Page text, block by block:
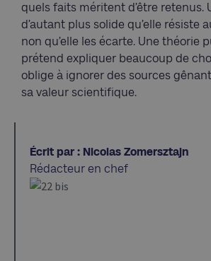
quels faits méritent d’être retenus.
d’autant plus solide qu’elle résiste
non qu’elle les écarte. Une théorie
prétend expliquer beaucoup de
oblige à ignorer des sources
sa valeur scientifique.
Écrit par : Nicolas Zomersztajn
Rédacteur en chef